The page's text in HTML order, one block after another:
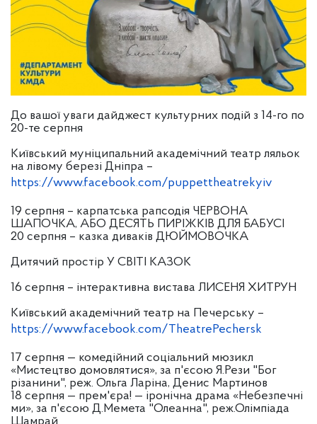
До вашої уваги дайджест культурних подій з 14-го по
20-те серпня
Київський муніципальний академічний театр ляльок
на лівому березі Дніпра –
https://www.facebook.com/puppettheatrekyiv
19 серпня – карпатська рапсодія ЧЕРВОНА
ШАПОЧКА, АБО ДЕСЯТЬ ПИРІЖКІВ ДЛЯ БАБУСІ
20 серпня – казка диваків ДЮЙМОВОЧКА
Дитячий простір У СВІТІ КАЗОК
16 серпня – інтерактивна вистава ЛИСЕНЯ ХИТРУН
Київський академічний театр на Печерську –
https://www.facebook.com/TheatrePechersk
17 серпня — комедійний соціальний мюзикл
«Мистецтво домовлятися», за п'єсою Я.Рези "Бог
різанини", реж. Ольга Ларіна, Денис Мартинов
18 серпня — прем'єра! — іронічна драма «Небезпечні
ми», за п'єсою Д.Мемета "Олеанна", реж.Олімпіада